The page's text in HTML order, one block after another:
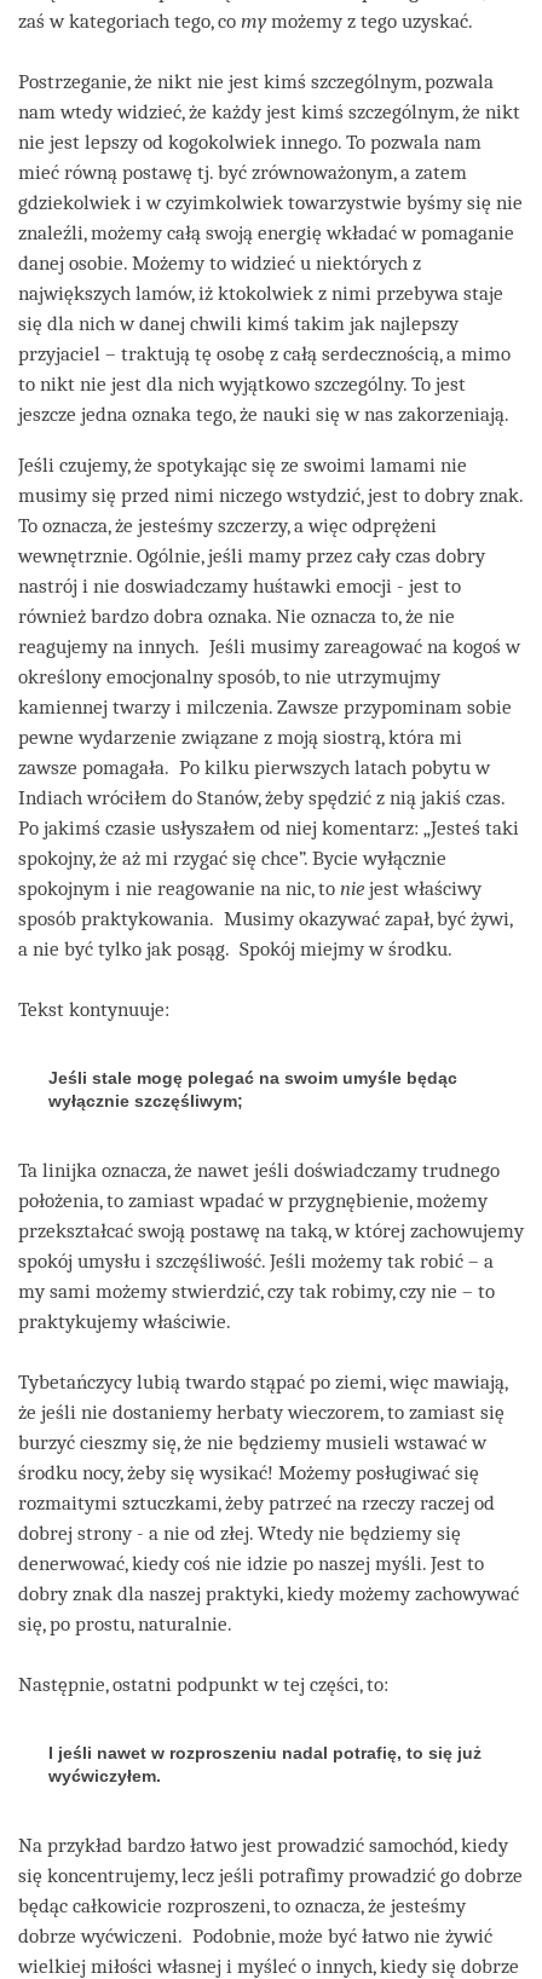
zaś w kategoriach tego, co mymożemy z tego uzyskać.
Postrzeganie, że nikt nie jest kimś szczególnym, pozwala
nam wtedy widzieć, że każdy jest kimś szczególnym, że nikt
nie jest lepszy od kogokolwiek innego. To pozwala nam
mieć równą postawę tj. być zrównoważonym, a zatem
gdziekolwiek i w czyimkolwiek towarzystwie byśmy się nie
znaleźli, możemy całą swoją energię wkładać w pomaganie
danej osobie. Możemy to widzieć u niektórych z
największych lamów, iż ktokolwiek z nimi przebywa staje
się dla nich w danej chwili kimś takim jak najlepszy
przyjaciel – traktują tę osobę z całą serdecznością, a mimo
to nikt nie jest dla nich wyjątkowo szczególny. To jest
jeszcze jedna oznaka tego, że nauki się w nas zakorzeniają.
Jeśli czujemy, że spotykając się ze swoimi lamami nie
musimy się przed nimi niczego wstydzić, jest to dobry znak.
To oznacza, że jesteśmy szczerzy, a więc odprężeni
wewnętrznie. Ogólnie, jeśli mamy przez cały czas dobry
nastrój i nie doswiadczamy huśtawki emocji - jest to
również bardzo dobra oznaka. Nie oznacza to, że nie
reagujemy na innych. Jeśli musimy zareagować na kogoś w
określony emocjonalny sposób, to nie utrzymujmy
kamiennej twarzy i milczenia. Zawsze przypominam sobie
pewne wydarzenie związane z moją siostrą, która mi
zawsze pomagała. Po kilku pierwszych latach pobytu w
Indiach wróciłem do Stanów, żeby spędzić z nią jakiś czas.
Po jakimś czasie usłyszałem od niej komentarz: „Jesteś taki
spokojny, że aż mi rzygać się chce”. Bycie wyłącznie
spokojnym i nie reagowanie na nic, to nie jest właściwy
sposób praktykowania. Musimy okazywać zapał, być żywi,
a nie być tylko jak posąg. Spokój miejmy w środku.
Tekst kontynuuje:
Jeśli stale mogę polegać na swoim umyśle będąc
wyłącznie szczęśliwym;
Ta linijka oznacza, że nawet jeśli doświadczamy trudnego
położenia, to zamiast wpadać w przygnębienie, możemy
przekształcać swoją postawę na taką, w której zachowujemy
spokój umysłu i szczęśliwość. Jeśli możemy tak robić – a
my sami możemy stwierdzić, czy tak robimy, czy nie – to
praktykujemy właściwie.
Tybetańczycy lubią twardo stąpać po ziemi, więc mawiają,
że jeśli nie dostaniemy herbaty wieczorem, to zamiast się
burzyć cieszmy się, że nie będziemy musieli wstawać w
środku nocy, żeby się wysikać! Możemy posługiwać się
rozmaitymi sztuczkami, żeby patrzeć na rzeczy raczej od
dobrej strony - a nie od złej. Wtedy nie będziemy się
denerwować, kiedy coś nie idzie po naszej myśli. Jest to
dobry znak dla naszej praktyki, kiedy możemy zachowywać
się, po prostu, naturalnie.
Następnie, ostatni podpunkt w tej części, to:
I jeśli nawet w rozproszeniu nadal potrafię, to się już
wyćwiczyłem.
Na przykład bardzo łatwo jest prowadzić samochód, kiedy
się koncentrujemy, lecz jeśli potrafimy prowadzić go dobrze
będąc całkowicie rozproszeni, to oznacza, że jesteśmy
dobrze wyćwiczeni. Podobnie, może być łatwo nie żywić
wielkiej miłości własnej i myśleć o innych, kiedy się dobrze